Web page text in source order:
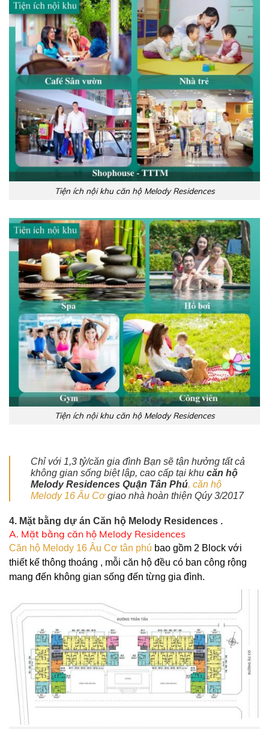
Tiện ích nội khu căn hộ Melody Residences
Tiện ích nội khu căn hộ Melody Residences
Chỉ với 1,3 tỷ/căn gia đình Bạn sẽ tận hưởng tất cả
không gian sống biệt lập, cao cấp tại khucăn hộ
Melody Residences Quận Tân Phú, căn hộ
Melody 16 Âu Cơgiao nhà hoàn thiện Qúy 3/2017
4. Mặt bằng dự án Căn hộ Melody Residences .
A. Mặt bằng căn hộ Melody Residences
Căn hộ Melody 16 Âu Cơ tân phú bao gồm 2 Block với
thiết kế thông thoáng , mỗi căn hộ đều có ban công rộng
mang đến không gian sống đến từng gia đình.